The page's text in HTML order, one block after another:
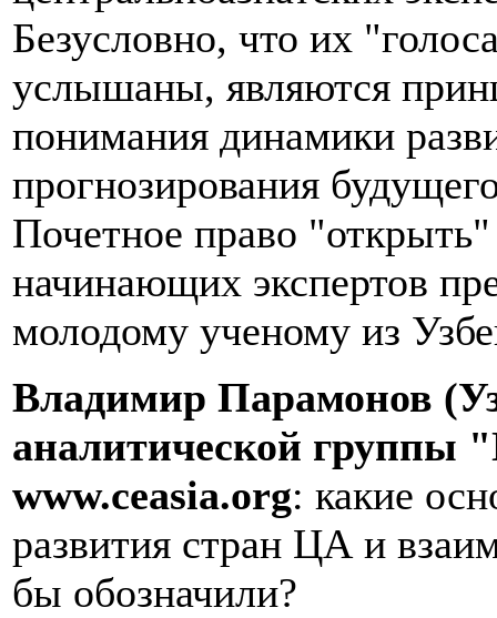
Безусловно, что их
услышаны, являются
понимания динамики
прогнозирования
Почетное право
начинающих экспертов
молодому ученому из
Владимир Парамонов
аналитической группы
www.ceasia.org: какие
развития стран ЦА и
бы обозначили?